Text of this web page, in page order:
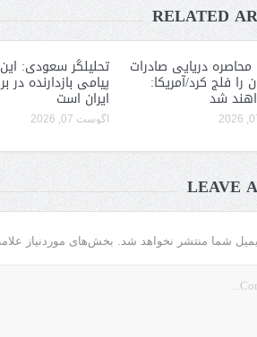
RELATED
محاصره دریایی صادرات
را فلج کرد/آمریکا:
شد
تحلیلگر سعودی:
پیامی بازدارنده در
ایران است
آگوست 07, 2026
LEAVE
شما منتشر نخواهد شد. بخش‌های موردنیاز